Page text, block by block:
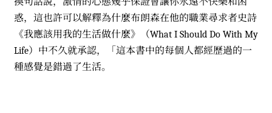
惑，這也許可以解釋為什麼布朗森在他的職業尋求者史詩
《我應該用我的生活做什麼》（What I Should Do With My
Life）中不久就承認，「這本書中的每個人都經歷過的一
種感覺是錯過了生活。